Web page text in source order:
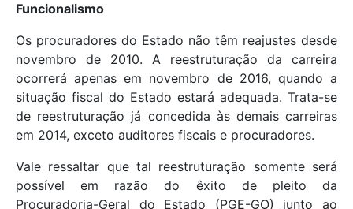
Funcionalismo
Os procuradores do Estado não têm reajustes desde
novembro de 2010. A reestruturação da carreira
ocorrerá apenas em novembro de 2016, quando a
situação fiscal do Estado estará adequada. Trata-se
de reestruturação já concedida às demais carreiras
em 2014, exceto auditores fiscais e procuradores.
Vale ressaltar que tal reestruturação somente será
possível em razão do êxito de pleito da
Procuradoria-Geral do Estado (PGE-GO) junto ao